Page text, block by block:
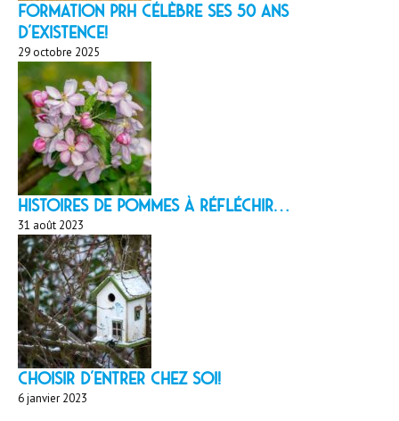
Formation PRH célèbre ses 50 ans
d’existence!
29 octobre 2025
HISTOIRES DE POMMES À réfléchir…
31 août 2023
Choisir d'entrer chez soi!
6 janvier 2023